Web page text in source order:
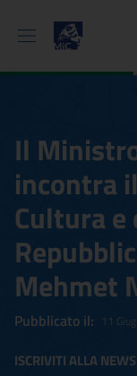
Il
incontra
Cultura
Mehmet
Pubblicato il: 11
ISCRIVITI ALLA